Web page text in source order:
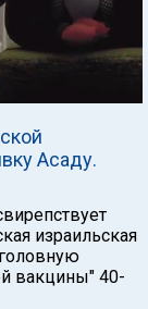
Асаду.
израильская
вакцины" 40-